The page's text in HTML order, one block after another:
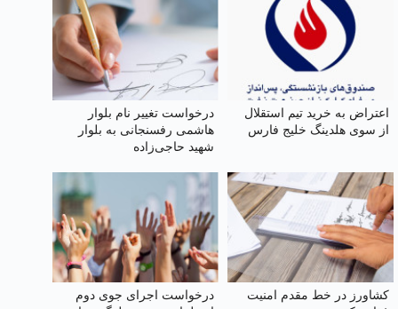
اعتراض به خرید تیم استقلال
از سوی هلدینگ خلیج فارس
درخواست تغییر نام بلوار
هاشمی رفسنجانی به بلوار
شهید حاجی‌زاده
کشاورز در خط مقدم امنیت
درخواست اجرای جوی دوم